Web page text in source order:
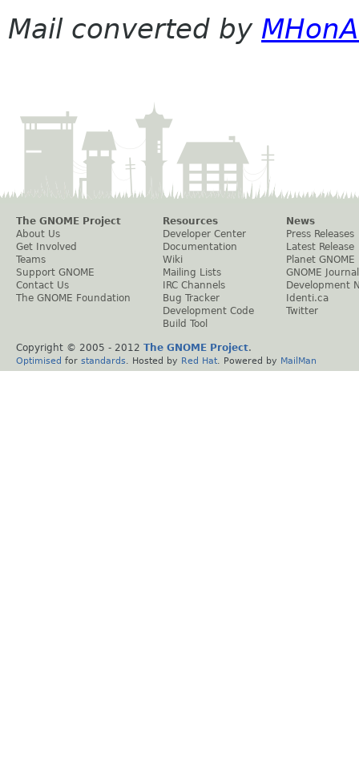
Mail converted by
The GNOME Project
About Us
Get Involved
Teams
Support GNOME
Contact Us
The GNOME Foundation
Resources
Developer Center
Documentation
Wiki
Mailing Lists
IRC Channels
Bug Tracker
Development Code
Build Tool
News
Press Releases
Latest Release
Planet GNOME
GNOME Journal
Development
Identi.ca
Twitter
Copyright © 2005 - 2012 The GNOME Project.
Optimised for standards . Hosted by Red Hat . Powered by MailMan